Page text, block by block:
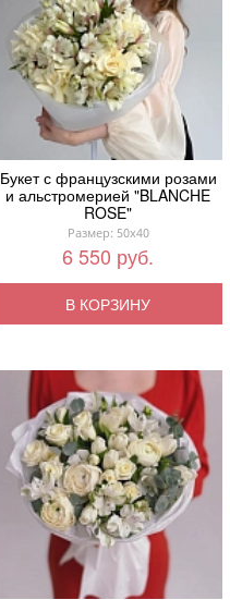
Букет с французскими розами
и альстромерией "BLANCHE
ROSE"
Размер: 50x40
6 550 руб.
В КОРЗИНУ